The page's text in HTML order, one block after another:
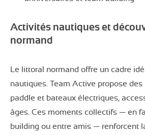
Activités nautiques et
normand
Le littoral normand offre un cadre
nautiques. Team Active propose des
paddle et bateaux électriques,
âges. Ces moments collectifs — en
building ou entre amis — renforcent